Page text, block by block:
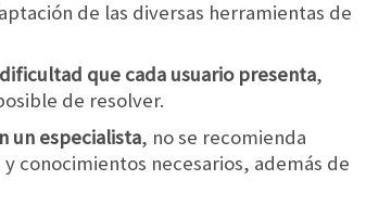
de las diversas herramientas de
que cada usuario presenta,
de resolver.
un especialista, no se recomienda
conocimientos necesarios, además de